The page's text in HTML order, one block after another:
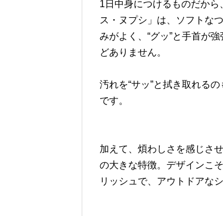
1日中身につけるものだか
ス・ヌプシ」は、ソフトな
みがよく、“グッ”と手首が
どありません。
汚れを“サッ”と拭き取れる
です。
加えて、煩わしさを感じさ
の大きな特徴。デザインこ
リッシュで、アウトドアな